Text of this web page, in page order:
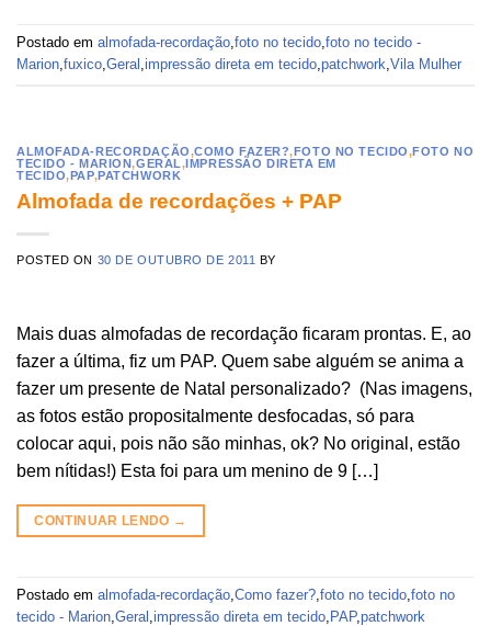
Postado em almofada-recordação,foto no tecido,foto no tecido -
Marion,fuxico,Geral ,impressão direta em tecido,patchwork,Vila Mulher
ALMOFADA-RECORDAÇÃO,COMO FAZER?,FOTO NO TECIDO,FOTO NO
TECIDO - MARION,GERAL,IMPRESSÃO DIRETA EM
TECIDO,PAP,PATCHWORK
Almofada de recordações + PAP
POSTED ON 30 DE OUTUBRO DE 2011 BY
Mais duas almofadas de recordação ficaram prontas. E, ao
fazer a última, fiz um PAP. Quem sabe alguém se anima a
fazer um presente de Natal personalizado? (Nas imagens,
as fotos estão propositalmente desfocadas, só para
colocar aqui, pois não são minhas, ok? No original, estão
bem nítidas!) Esta foi para um menino de 9 […]
CONTINUAR LENDO →
Postado em almofada-recordação Como fazer? foto no tecido foto no
tecido - Marion Geral impressão direta em tecido PAP, patchwork